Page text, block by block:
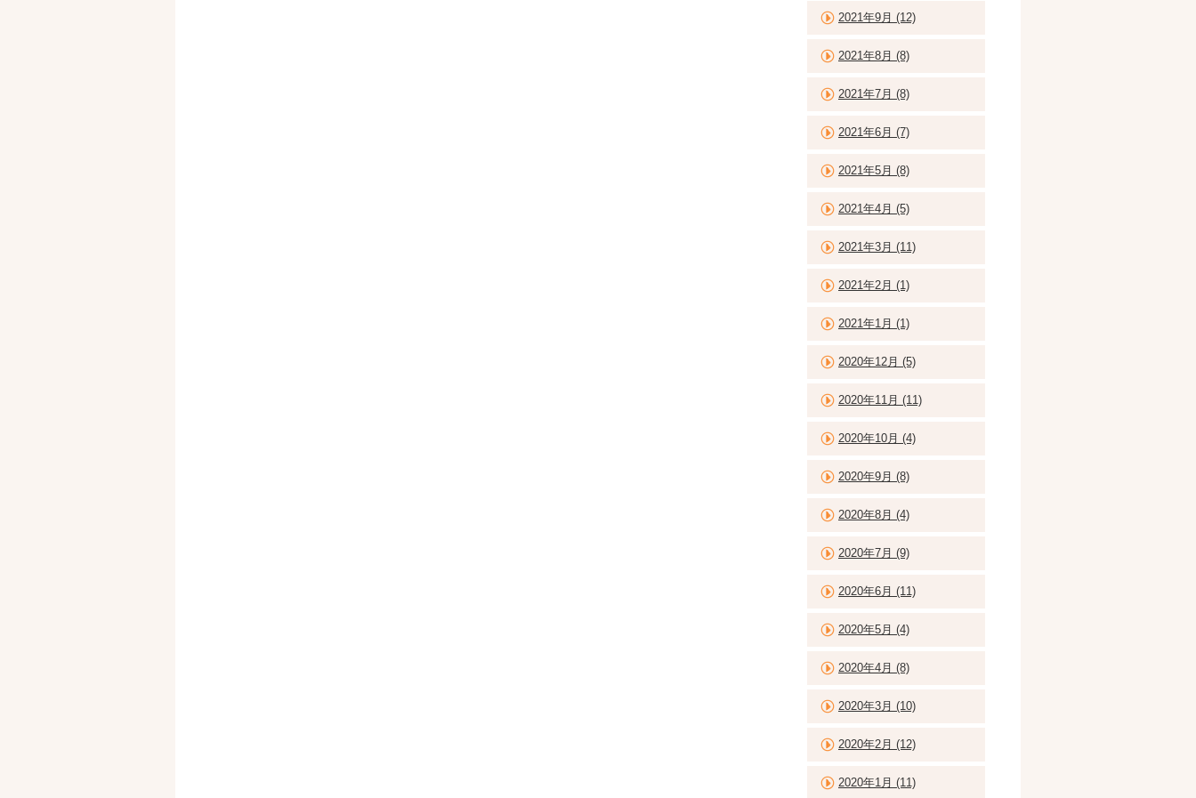
2021年9月 (12)
2021年8月 (8)
2021年7月 (8)
2021年6月 (7)
2021年5月 (8)
2021年4月 (5)
2021年3月 (11)
2021年2月 (1)
2021年1月 (1)
2020年12月 (5)
2020年11月 (11)
2020年10月 (4)
2020年9月 (8)
2020年8月 (4)
2020年7月 (9)
2020年6月 (11)
2020年5月 (4)
2020年4月 (8)
2020年3月 (10)
2020年2月 (12)
2020年1月 (11)